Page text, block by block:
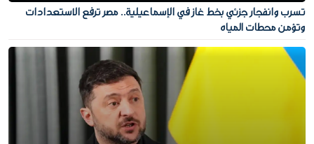
تسرب وانفجار جزئي بخط غاز في الإسماعيلية.. مصر ترفع الاستعدادات
وتؤمن محطات المياه